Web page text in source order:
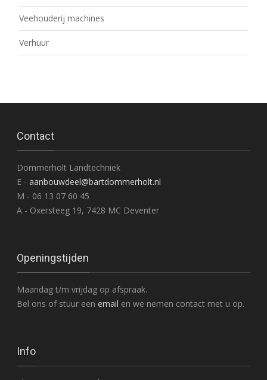
Veehouderij machines
Verhuur
Contact
Dommerholt Landtechniek
E - aanbouwdeel@bartdommerholt.nl
M - 06 13 07 60 45
A - Oxersteeg 19, 7428 MC Deventer
Openingstijden
Maandag t/m vrijdag op afspraak.
Bel ons of stuur een email en we nemen contact met u op.
Info